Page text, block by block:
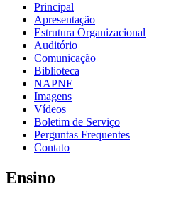
Principal
Apresentação
Estrutura Organizacional
Auditório
Comunicação
Biblioteca
NAPNE
Imagens
Vídeos
Boletim de Serviço
Perguntas Frequentes
Contato
Ensino